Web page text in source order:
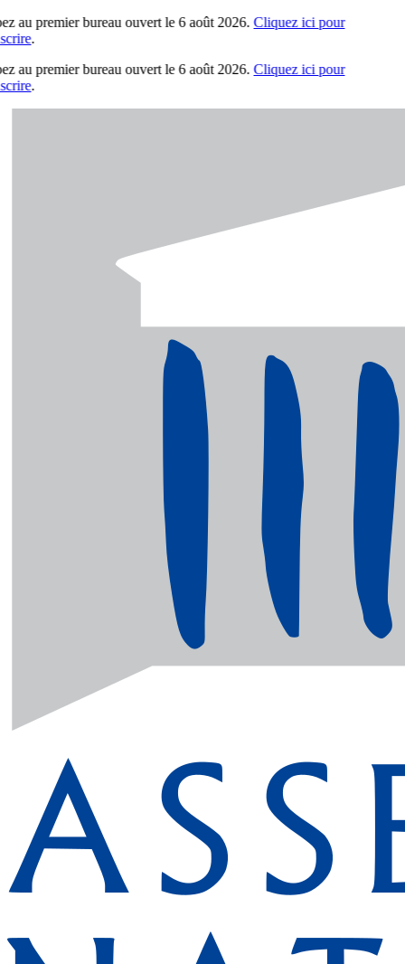
au premier bureau ouvert le 6 août 2026. Cliquez ici pour
.
au premier bureau ouvert le 6 août 2026. Cliquez ici pour
.